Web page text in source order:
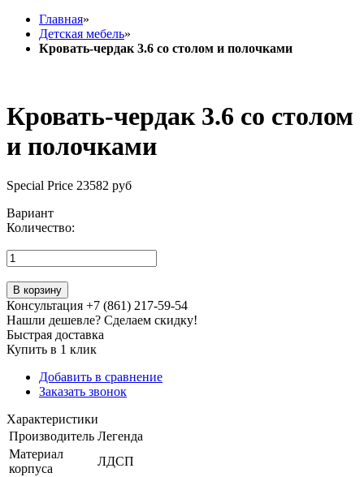
Главная»
Детская мебель»
Кровать-чердак 3.6 со столом и полочками
Кровать-чердак 3.6 со столом
и полочками
Special Price 23582 руб
Вариант
Количество:
В корзину
Консультация +7 (861) 217-59-54
Нашли дешевле? Сделаем скидку!
Быстрая доставка
Купить в 1 клик
Добавить в сравнение
Заказать звонок
Характеристики
Производитель Легенда
Материал
корпуса
ЛДСП